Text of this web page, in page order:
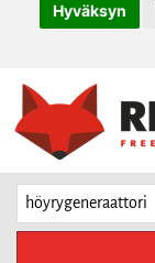
Hyväksyn